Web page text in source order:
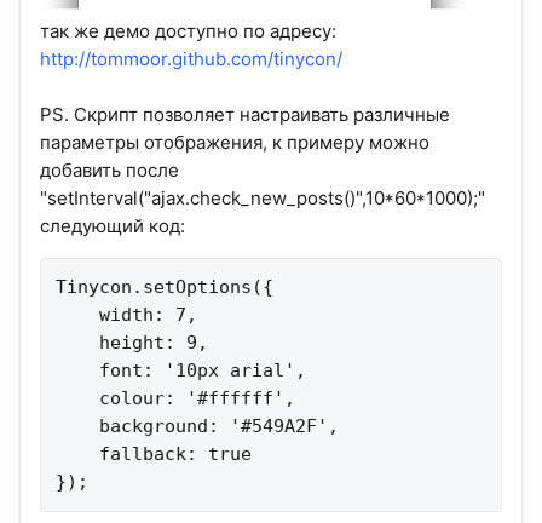
так же демо доступно по адресу:
http://tommoor.github.com/tinycon/
PS. Скрипт позволяет настраивать различные
параметры отображения, к примеру можно
добавить после
"setInterval("ajax.check_new_posts()",10*60*1000);"
следующий код:
Tinycon.setOptions({
    width: 7,
    height: 9,
    font: '10px arial',
    colour: '#ffffff',
    background: '#549A2F',
    fallback: true
});